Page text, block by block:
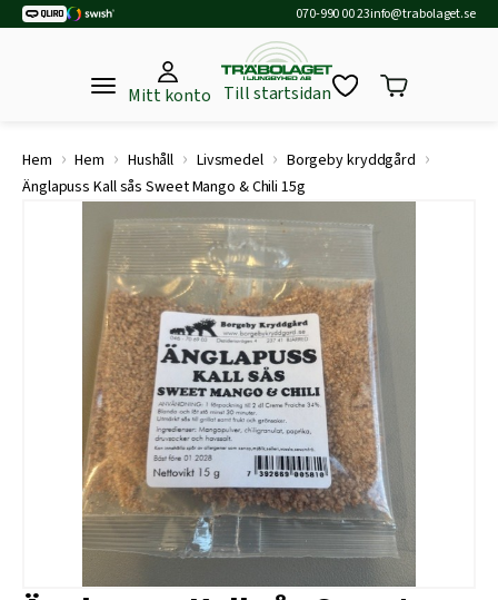
070-990 00 23info@trabolaget.se
Mitt konto Till startsidan
Hem › Hem › Hushåll › Livsmedel › Borgeby kryddgård ›
Änglapuss Kall sås Sweet Mango & Chili 15g